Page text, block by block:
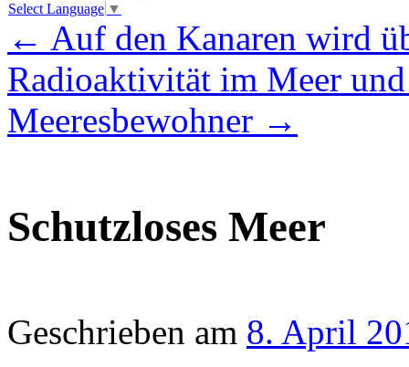
Select Language ▼
← Auf den Kanaren wird
Radioaktivität im Meer
Meeresbewohner →
Schutzloses Meer
Geschrieben am 8. April